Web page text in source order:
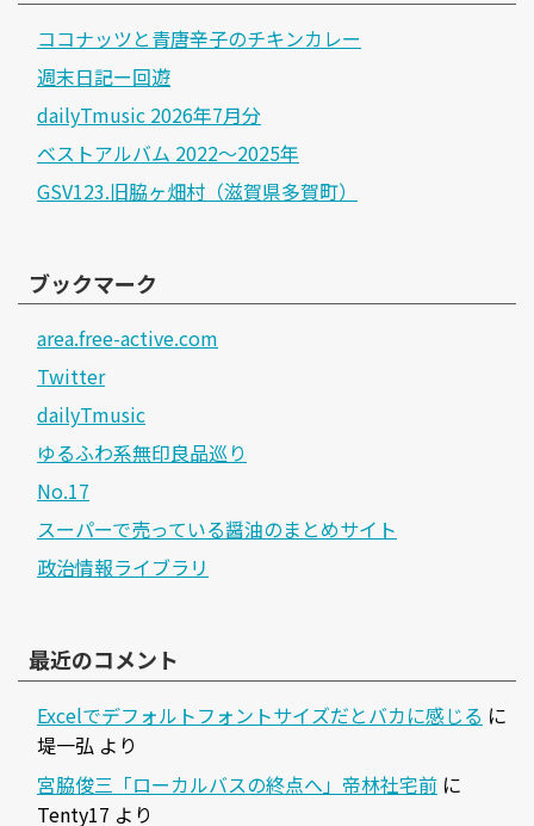
ココナッツと青唐辛子のチキンカレー
週末日記ー回遊
dailyTmusic 2026年7月分
ベストアルバム 2022～2025年
GSV123.旧脇ヶ畑村（滋賀県多賀町）
ブックマーク
area.free-active.com
Twitter
dailyTmusic
ゆるふわ系無印良品巡り
No.17
スーパーで売っている醤油のまとめサイト
政治情報ライブラリ
最近のコメント
Excelでデフォルトフォントサイズだとバカに感じる に
堤一弘 より
宮脇俊三「ローカルバスの終点へ」帝林社宅前 に
Tenty17 より